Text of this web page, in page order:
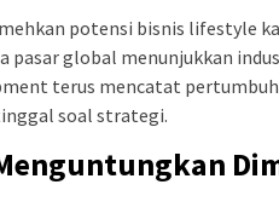
potensi bisnis lifestyle
pasar global menunjukkan
terus mencatat
soal strategi.